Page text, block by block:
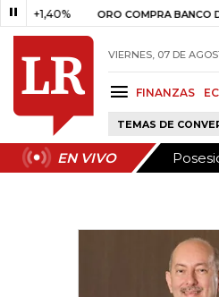
ORO COMPRA BANCO DE LA
VIERNES, 07 DE
FINANZAS
TEMAS DE
EN VIVO
EN VIVO